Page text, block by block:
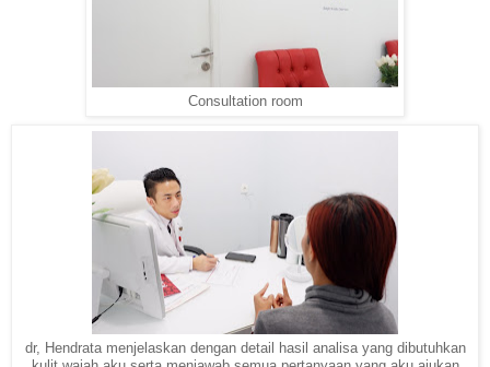
Consultation room
dr, Hendrata menjelaskan dengan detail hasil analisa yang dibutuhkan